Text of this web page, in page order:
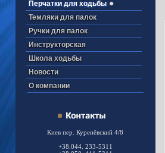
Перчатки для ходьбы
Темляки для палок
Ручки для палок
Инструкторская
Школа ходьбы
Новости
О компании
Киев пер. Куренёвский 4/8
+38.044. 233-5311